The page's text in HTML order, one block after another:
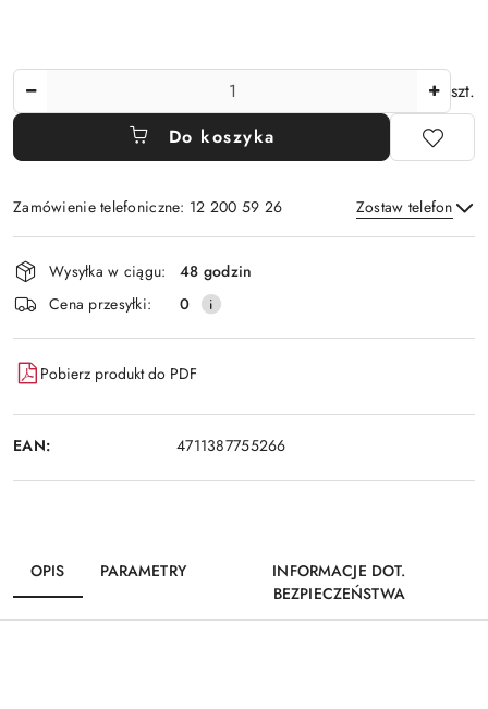
szt.
Do koszyka
Zamówienie telefoniczne: 12 200 59 26 Zostaw telefon
Wyślij
Dostępność
i
dostawa
Wysyłka w ciągu:
48 godzin
Cena przesyłki:
0
Pobierz produkt do PDF
EAN: 4711387755266
OPIS PARAMETRY
INFORMACJE DOT.
BEZPIECZEŃSTWA